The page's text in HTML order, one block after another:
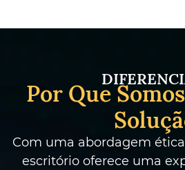
Por Que
Com uma abordagem
escritório oferece uma